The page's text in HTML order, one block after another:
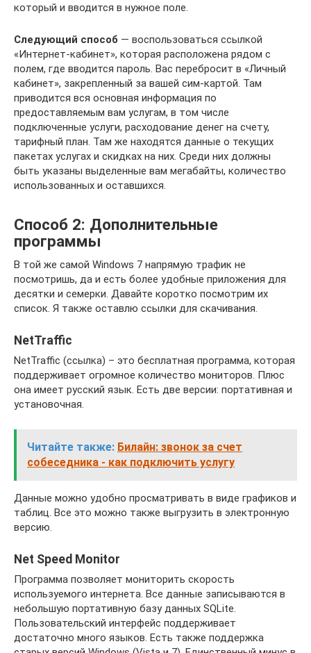
который и вводится в нужное поле.
Следующий способ — воспользоваться ссылкой
«Интернет-кабинет», которая расположена рядом с
полем, где вводится пароль. Вас перебросит в «Личный
кабинет», закрепленный за вашей сим-картой. Там
приводится вся основная информация по
предоставляемым вам услугам, в том числе
подключенные услуги, расходование денег на счету,
тарифный план. Там же находятся данные о текущих
пакетах услугах и скидках на них. Среди них должны
быть указаны выделенные вам мегабайты, количество
использованных и оставшихся.
Способ 2: Дополнительные
программы
В той же самой Windows 7 напрямую трафик не
посмотришь, да и есть более удобные приложения для
десятки и семерки. Давайте коротко посмотрим их
список. Я также оставлю ссылки для скачивания.
NetTraffic
NetTraffic (ссылка) – это бесплатная программа, которая
поддерживает огромное количество мониторов. Плюс
она имеет русский язык. Есть две версии: портативная и
установочная.
Читайте также: Билайн: звонок за счет
собеседника - как подключить услугу
Данные можно удобно просматривать в виде графиков и
таблиц. Все это можно также выгрузить в электронную
версию.
Net Speed Monitor
Программа позволяет мониторить скорость
используемого интернета. Все данные записываются в
небольшую портативную базу данных SQLite.
Пользовательский интерфейс поддерживает
достаточно много языков. Есть также поддержка